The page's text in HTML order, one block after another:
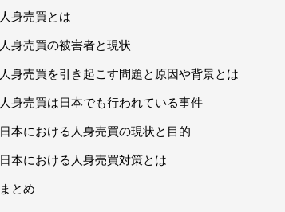
人身売買とは
人身売買の被害者と現状
人身売買を引き起こす問題と原因や背景とは
人身売買は日本でも行われている事件
日本における人身売買の現状と目的
日本における人身売買対策とは
まとめ